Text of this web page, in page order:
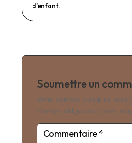
d'enfant.
Soumettre un
Votre adresse e-mail ne sera
champs obligatoires sont